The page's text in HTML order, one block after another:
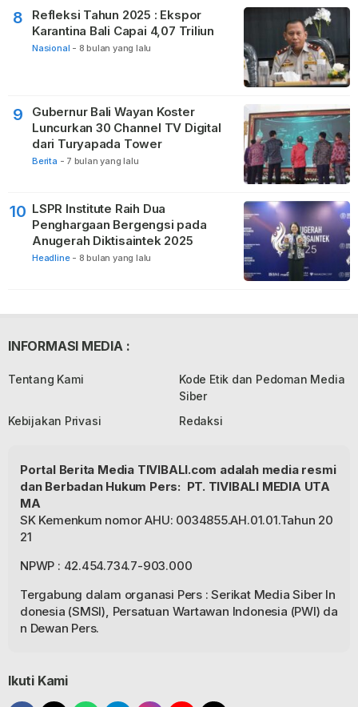
8
Refleksi Tahun 2025 : Ekspor
Karantina Bali Capai 4,07 Triliun
Nasional - 8 bulan yang lalu
9
Gubernur Bali Wayan Koster
Luncurkan 30 Channel TV Digital
dari Turyapada Tower
Berita - 7 bulan yang lalu
10 LSPR Institute Raih Dua
Penghargaan Bergengsi pada
Anugerah Diktisaintek 2025
Headline - 8 bulan yang lalu
INFORMASI MEDIA :
Tentang Kami
Kode Etik dan Pedoman Media
Siber
Kebijakan Privasi
Redaksi
Portal Berita Media TIVIBALI.com adalah media resmi
dan Berbadan Hukum Pers: PT. TIVIBALI MEDIA UTA
MA
SK Kemenkum nomor AHU: 0034855.AH.01.01.Tahun 20
21
NPWP : 42.454.734.7-903.000
Tergabung dalam organasi Pers : Serikat Media Siber In
donesia (SMSI), Persatuan Wartawan Indonesia (PWI) da
n Dewan Pers.
Ikuti Kami